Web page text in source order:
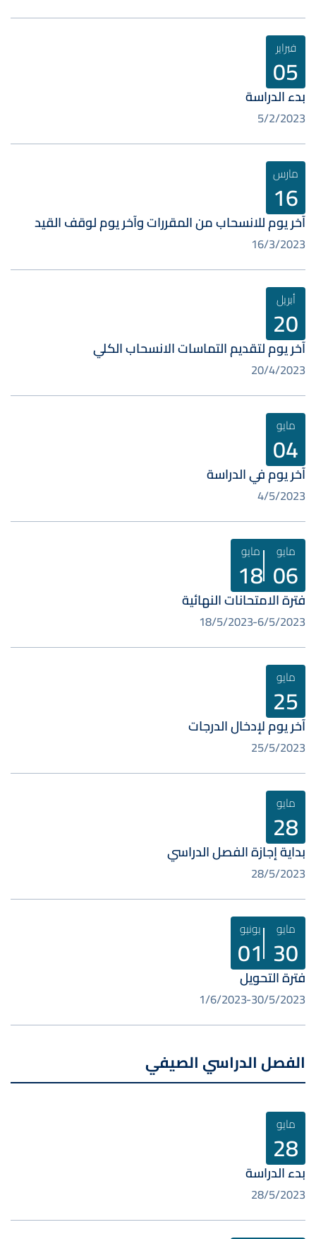
فبراير
05
بدء الدراسة
5/2/2023
مارس
16
آخر يوم للانسحاب من المقررات وآخر يوم لوقف القيد
16/3/2023
أبريل
20
آخر يوم لتقديم التماسات الانسحاب الكلي
20/4/2023
مايو
04
آخر يوم في الدراسة
4/5/2023
مايو
06
مايو
18
فترة الامتحانات النهائية
6/5/2023
18/5/2023
مايو
25
آخر يوم لإدخال الدرجات
25/5/2023
مايو
28
بداية إجازة الفصل الدراسي
28/5/2023
مايو
30
يونيو
01
فترة التحويل
30/5/2023
1/6/2023
الفصل الدراسي الصيفي
مايو
28
بدء الدراسة
28/5/2023